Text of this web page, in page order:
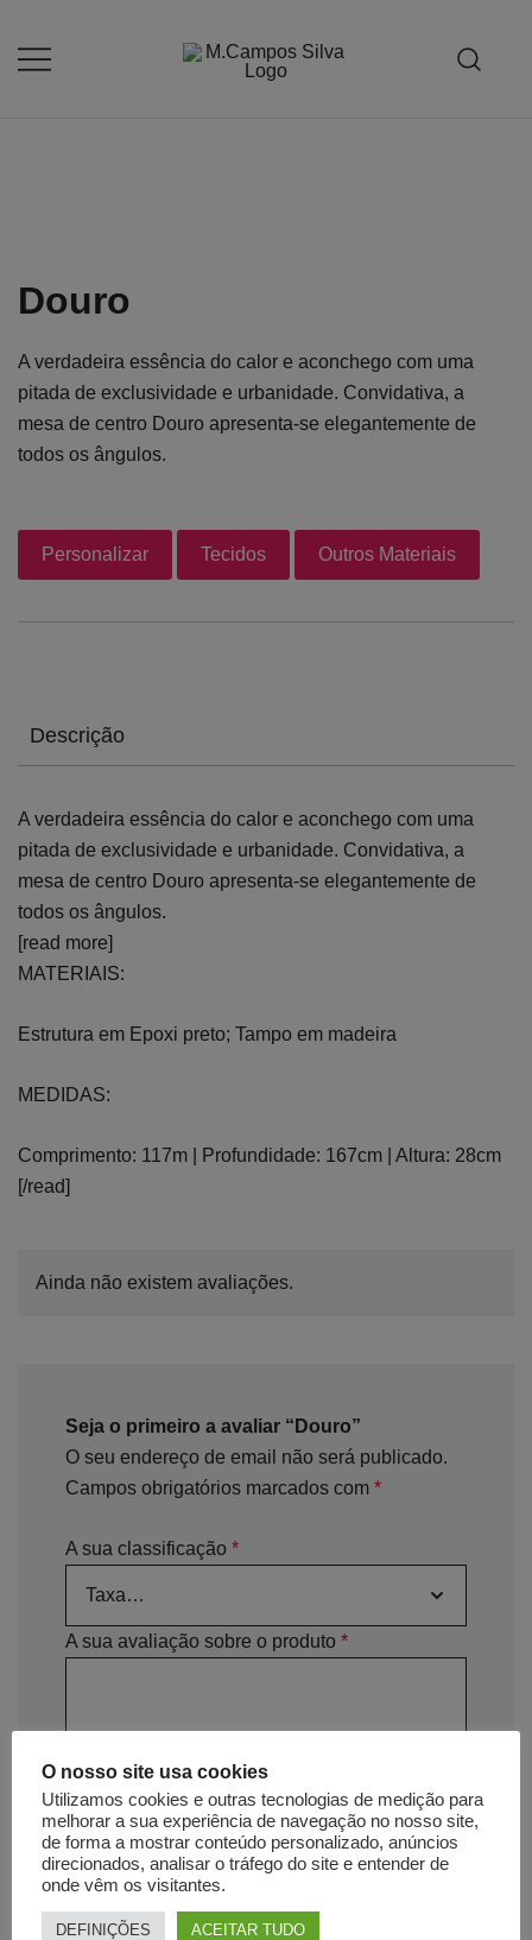
para
Douro
A verdadeira essência do calor e aconchego com uma
pitada de exclusividade e urbanidade. Convidativa, a
mesa de centro Douro apresenta-se elegantemente de
todos os ângulos.
Personalizar Tecidos Outros Materiais
Descrição
A verdadeira essência do calor e aconchego com uma
pitada de exclusividade e urbanidade. Convidativa, a
mesa de centro Douro apresenta-se elegantemente de
todos os ângulos.
[read more]
MATERIAIS:
Estrutura em Epoxi preto; Tampo em madeira
MEDIDAS:
Comprimento: 117m | Profundidade: 167cm | Altura: 28cm
[/read]
Ainda não existem avaliações.
Seja o primeiro a avaliar “Douro”
O seu endereço de email não será publicado.
Campos obrigatórios marcados com *
A sua classificação *
A sua avaliação sobre o produto *
O nosso site usa cookies
Utilizamos cookies e outras tecnologias de medição para
melhorar a sua experiência de navegação no nosso site,
de forma a mostrar conteúdo personalizado, anúncios
direcionados, analisar o tráfego do site e entender de
onde vêm os visitantes.
DEFINIÇÕES ACEITAR TUDO